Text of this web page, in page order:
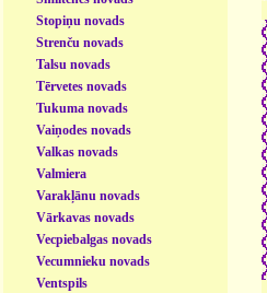
Stopiņu novads
Strenču novads
Talsu novads
Tērvetes novads
Tukuma novads
Vaiņodes novads
Valkas novads
Valmiera
Varakļānu novads
Vārkavas novads
Vecpiebalgas novads
Vecumnieku novads
Ventspils